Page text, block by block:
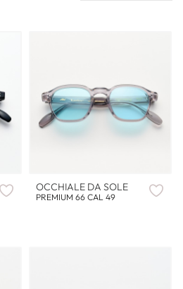
OCCHIALE DA SOLE
PREMIUM 66 CAL 49